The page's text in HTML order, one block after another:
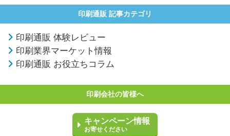
印刷通販 記事カテゴリ
印刷通販 体験レビュー
印刷業界マーケット情報
印刷通販 お役立ちコラム
印刷会社の皆様へ
キャンペーン情報
お寄せください